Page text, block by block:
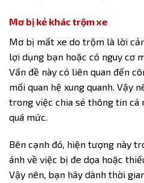
Mơ bị kẻ khác trộm xe
Mơ bị mất xe do trộm là lời
lợi dụng bạn hoặc có nguy cơ
Vấn đề này có liên quan đến
mối quan hệ xung quanh. Vậy
trong việc chia sẻ thông tin
quá mức.
Bên cạnh đó, hiện tượng này
ánh về việc bị đe dọa hoặc
Vậy nên, bạn hãy dành thời